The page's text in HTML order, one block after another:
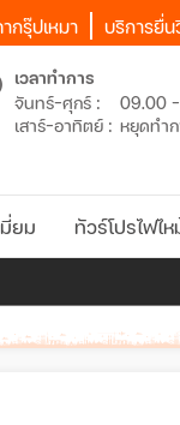
กรุ๊ปเหมา บริการยื่น
เวลาทำการ
จันทร์-ศุกร์ :
09.00
เสาร์-อาทิตย์ : หยุดทำ
ยม ทัวร์โปรไฟไ